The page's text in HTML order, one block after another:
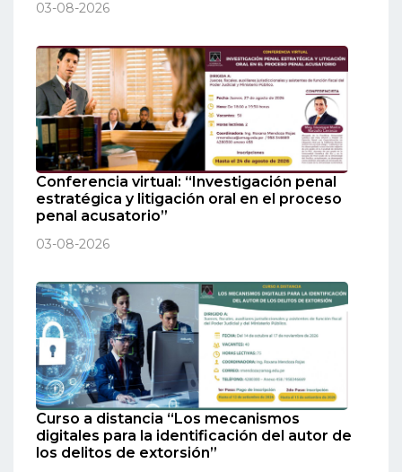
03-08-2026
Conferencia virtual: “Investigación penal
estratégica y litigación oral en el proceso
penal acusatorio”
03-08-2026
Curso a distancia “Los mecanismos
digitales para la identificación del autor de
los delitos de extorsión”